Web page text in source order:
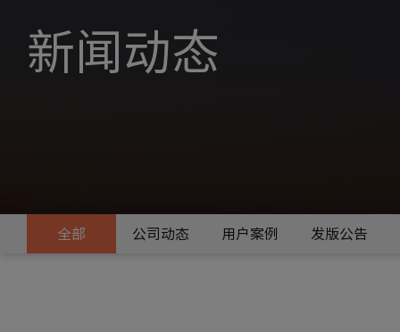
新闻动态
全部 公司动态 用户案例 发版公告